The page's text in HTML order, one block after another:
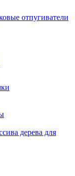
отпугиватели
дерева для